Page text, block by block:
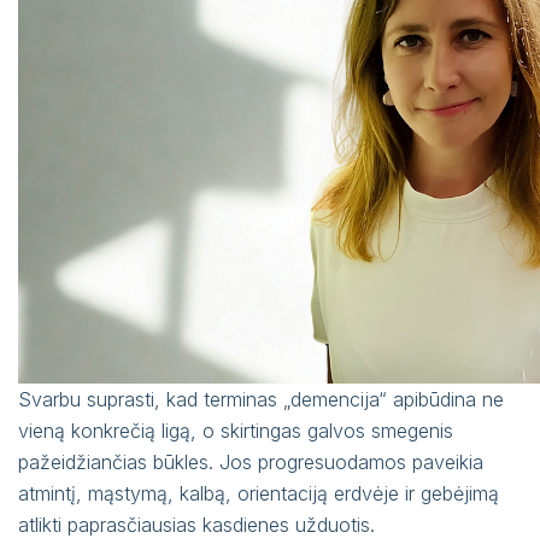
Svarbu suprasti, kad terminas „demencija“ apibūdina ne
vieną konkrečią ligą, o skirtingas galvos smegenis
pažeidžiančias būkles. Jos progresuodamos paveikia
atmintį, mąstymą, kalbą, orientaciją erdvėje ir gebėjimą
atlikti paprasčiausias kasdienes užduotis.